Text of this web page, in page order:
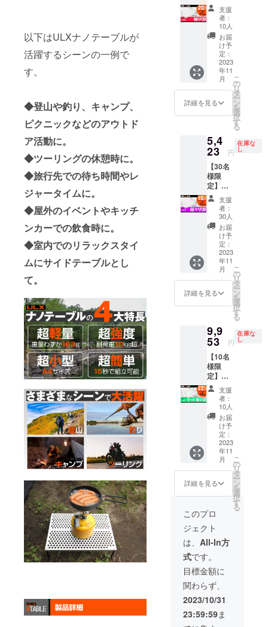
以下はULXナノテーブルが
活躍するシーンの一例で
す。
◆登山や釣り、キャンプ、
ピクニックなどのアウトド
ア活動に。
◆ツーリングの休憩時に。
◆旅行先での待ち時間やレ
ジャータイムに。
◆屋外のイベントやキッチ
ンカーでの飲食時に。
◆室内でのリラックスタイ
ムにサイドテーブルとし
て。
材の供
給状
況、製
造工程
上の都
合等に
より出
荷時期
が遅れ
る場合
があり
税込み
※ 送料
は全国
一律無
料 ※ 割
引率は
販売予
定価格
に送料
を含む
合計金
す。 ※
ご注文
状況、
使用部
材の供
給状
況、製
造工程
上の都
合等に
より出
荷時期
が遅れ
る場合
があり
ます。
早割
5,104
円 (税
込,送料
販売予
定価
格：
6,380円
が
【20%
OFF】
1,276円
5,104円
で支援
可能で
す。 ※
消費税
込み ※
送料は
全国一
律無料
※ 割引
率は販
売予定
価格に
送料を
含む合
計金額
に対す
文状
況、使
用部材
の供給
状況、
製造工
程上の
都合等
により
出荷時
期が遅
れる場
合があ
りま
す。
支援
者：
10人
お届
け予
定：
2023
年11
月
詳細を見る
こ
の
リ
タ
ー
ン
を
選
択
す
る
5,4
23 円
在庫な
し
【30名
様限
定】
超々早
割
5,423
円 (税
込,送料
販売予
定価
格：
6,380円
が
【15%
OFF】
957円割
引の
5,423円
で支援
可能で
す。 ※
消費税
込み ※
送料は
全国一
律無料
※ 割引
率は販
売予定
価格に
送料を
含む合
計金額
です。
※ ご注
文状
況、使
用部材
の供給
状況、
製造工
程上の
都合等
により
出荷時
支援
者：
30人
お届
け予
定：
2023
年11
月
詳細を見る
こ
の
リ
タ
ー
ン
を
選
択
す
る
9,9
53 円
在庫な
し
【10名
様限
定】
セット
極早割
9,953
円 (税
込,送料
販売予
定価
格：
12,760
円が
【22%
OFF】
2,807円
割引の
9,953円
で支援
可能で
す。 ※
消費税
込み ※
送料は
全国一
律無料
※ 割引
率は販
支援
者：
10人
お届
け予
定：
2023
年11
月
詳細を見る
こ
の
リ
タ
ー
ン
を
選
択
す
る
このプロ
ジェクト
は、 All-In方
式です。
目標金額に
関わらず、
2023/10/31
23:59:59ま